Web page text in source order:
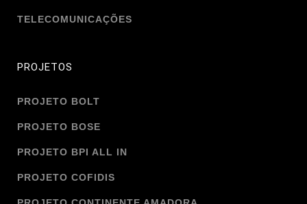
TELECOMUNICAÇÕES
PROJETOS
PROJETO BOLT
PROJETO BOSE
PROJETO BPI ALL IN
PROJETO COFIDIS